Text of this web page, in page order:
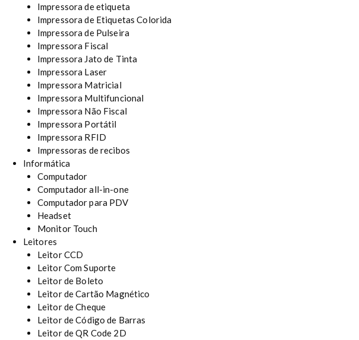
Impressora de etiqueta
Impressora de Etiquetas Colorida
Impressora de Pulseira
Impressora Fiscal
Impressora Jato de Tinta
Impressora Laser
Impressora Matricial
Impressora Multifuncional
Impressora Não Fiscal
Impressora Portátil
Impressora RFID
Impressoras de recibos
Informática
Computador
Computador all-in-one
Computador para PDV
Headset
Monitor Touch
Leitores
Leitor CCD
Leitor Com Suporte
Leitor de Boleto
Leitor de Cartão Magnético
Leitor de Cheque
Leitor de Código de Barras
Leitor de QR Code 2D